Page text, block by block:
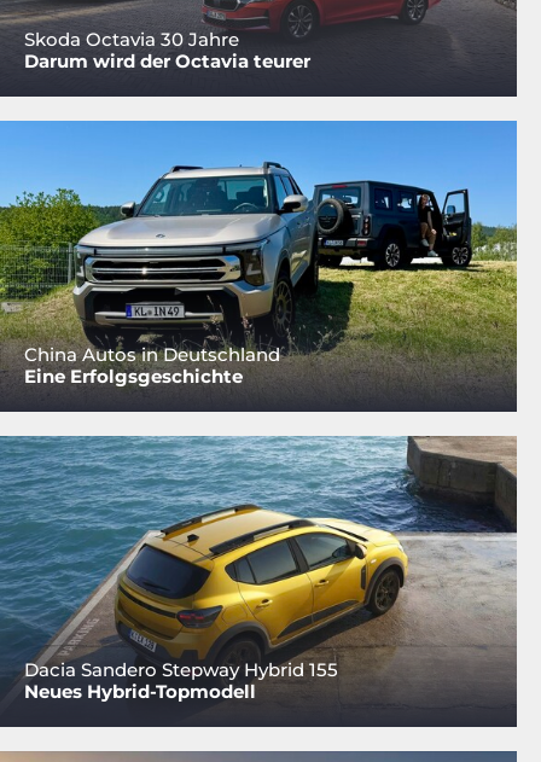
Skoda Octavia 30 Jahre
Darum wird der Octavia teurer
China Autos in Deutschland
Eine Erfolgsgeschichte
Dacia Sandero Stepway Hybrid 155
Neues Hybrid-Topmodell